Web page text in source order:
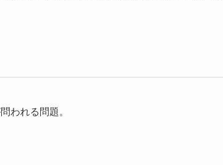
われる問題。